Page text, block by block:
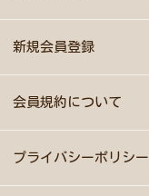
新規会員登録
会員規約について
プライバシーポリシー